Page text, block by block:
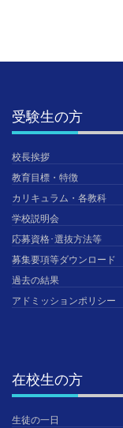
受験生の方
校長挨拶
教育目標・特徴
カリキュラム・各教科
学校説明会
応募資格･選抜方法等
募集要項等ダウンロード
過去の結果
アドミッションポリシー
在校生の方
生徒の一日